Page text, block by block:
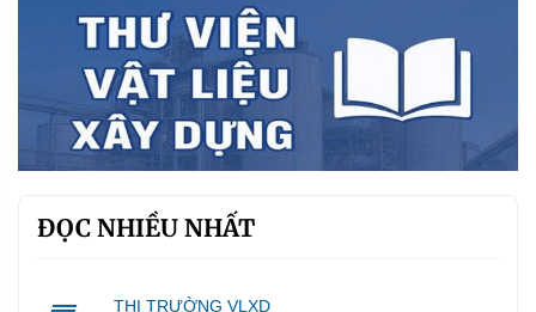
ĐỌC NHIỀU NHẤT
THỊ TRƯỜNG VLXD